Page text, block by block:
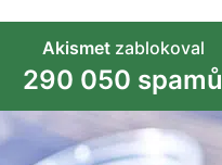
Akismetzablokoval
290 050 spamů